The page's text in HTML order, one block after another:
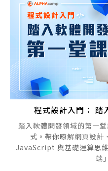
程式設計入門： 踏
踏入軟體開發領域的第一
式。帶你暸解網頁設計
JavaScript 與基礎運算思
端